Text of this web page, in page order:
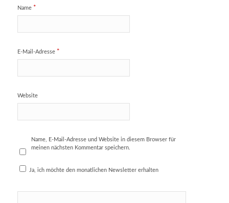
Name *
E-Mail-Adresse *
Website
Name, E-Mail-Adresse und Website in diesem Browser für
meinen nächsten Kommentar speichern.
Ja, ich möchte den monatlichen Newsletter erhalten